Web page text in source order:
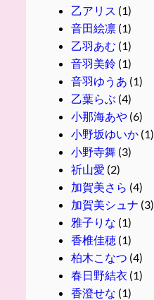
乙アリス (1)
音田絵凛(1)
乙羽あむ (1)
音羽美鈴(1)
音羽ゆうあ (1)
乙葉らぶ (4)
小那海あや(6)
小野坂ゆいか(1)
小野寺舞(3)
祈山愛 (2)
加賀美さら (4)
加賀美シュナ (3)
雅子りな (1)
香椎佳穂(1)
柏木こなつ (4)
春日野結衣 (1)
香澄せな (1)